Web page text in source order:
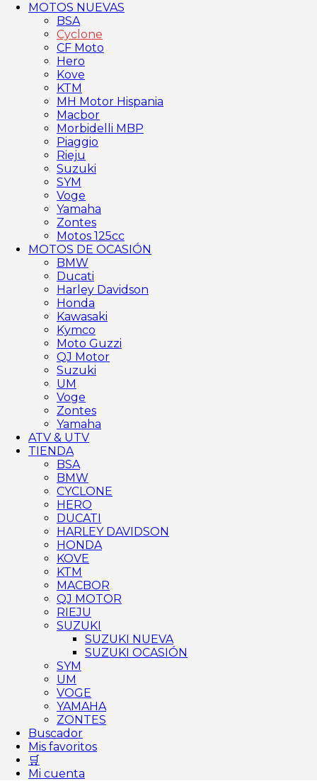
MOTOS NUEVAS
BSA
Cyclone
CF Moto
Hero
Kove
KTM
MH Motor Hispania
Macbor
Morbidelli MBP
Piaggio
Rieju
Suzuki
SYM
Voge
Yamaha
Zontes
Motos 125cc
MOTOS DE OCASIÓN
BMW
Ducati
Harley Davidson
Honda
Kawasaki
Kymco
Moto Guzzi
QJ Motor
Suzuki
UM
Voge
Zontes
Yamaha
ATV & UTV
TIENDA
BSA
BMW
CYCLONE
HERO
DUCATI
HARLEY DAVIDSON
HONDA
KOVE
KTM
MACBOR
QJ MOTOR
RIEJU
SUZUKI
SUZUKI NUEVA
SUZUKI OCASIÓN
SYM
UM
VOGE
YAMAHA
ZONTES
Buscador
Mis favoritos
🛒
Mi cuenta